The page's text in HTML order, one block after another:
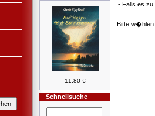
11,80 €
Schnellsuche
- Falls es zu
Bitte w�hlen